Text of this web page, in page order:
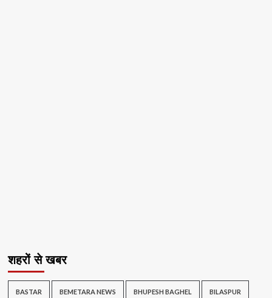
शहरों से खबर
BASTAR BEMETARA NEWS BHUPESH BAGHEL BILASPUR